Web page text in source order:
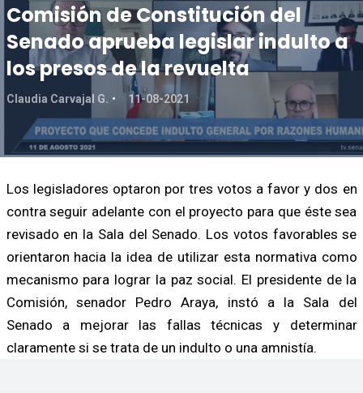
Comisión de Constitución del
Senado aprueba legislar indulto a
los presos de la revuelta
Claudia Carvajal G. 11-08-2021
Los legisladores optaron por tres votos a favor y dos en
contra seguir adelante con el proyecto para que éste sea
revisado en la Sala del Senado. Los votos favorables se
orientaron hacia la idea de utilizar esta normativa como
mecanismo para lograr la paz social. El presidente de la
Comisión, senador Pedro Araya, instó a la Sala del
Senado a mejorar las fallas técnicas y determinar
claramente si se trata de un indulto o una amnistía.